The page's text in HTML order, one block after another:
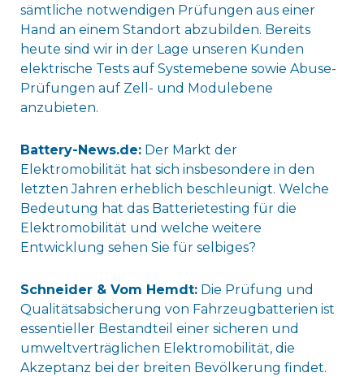
sämtliche notwendigen Prüfungen aus einer
Hand an einem Standort abzubilden. Bereits
heute sind wir in der Lage unseren Kunden
elektrische Tests auf Systemebene sowie Abuse-
Prüfungen auf Zell- und Modulebene
anzubieten.
Battery-News.de:Der Markt der
Elektromobilität hat sich insbesondere in den
letzten Jahren erheblich beschleunigt. Welche
Bedeutung hat das Batterietesting für die
Elektromobilität und welche weitere
Entwicklung sehen Sie für selbiges?
Schneider & Vom Hemdt:Die Prüfung und
Qualitätsabsicherung von Fahrzeugbatterien ist
essentieller Bestandteil einer sicheren und
umweltverträglichen Elektromobilität, die
Akzeptanz bei der breiten Bevölkerung findet.